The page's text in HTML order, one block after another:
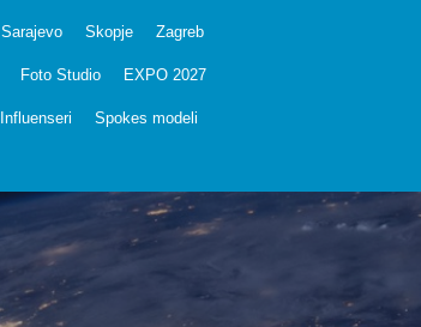
Sarajevo Skopje Zagreb
Foto Studio EXPO 2027
Influenseri Spokes modeli